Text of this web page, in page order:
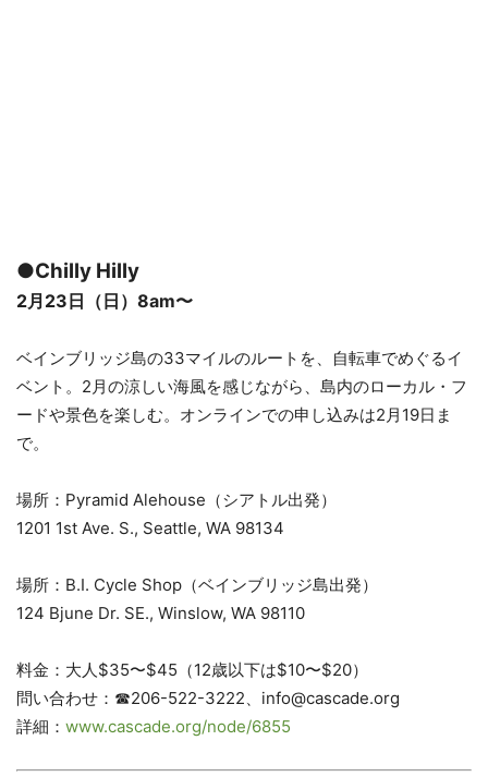
●Chilly Hilly
2月23日（日）8am〜
ベインブリッジ島の33マイルのルートを、自転車でめぐるイ
ベント。2月の涼しい海風を感じながら、島内のローカル・フ
ードや景色を楽しむ。オンラインでの申し込みは2月19日ま
で。
場所：Pyramid Alehouse（シアトル出発）
1201 1st Ave. S., Seattle, WA 98134
場所：B.I. Cycle Shop（ベインブリッジ島出発）
124 Bjune Dr. SE., Winslow, WA 98110
料金：大人$35〜$45（12歳以下は$10〜$20）
問い合わせ：☎206-522-3222、info@cascade.org
詳細： www.cascade.org/node/6855